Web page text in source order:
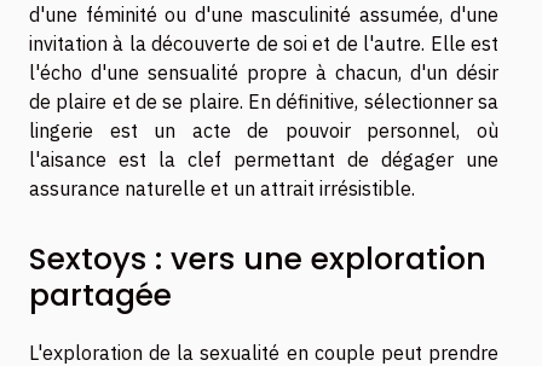
d'une féminité ou d'une masculinité assumée, d'une
invitation à la découverte de soi et de l'autre. Elle est
l'écho d'une sensualité propre à chacun, d'un désir
de plaire et de se plaire. En définitive, sélectionner sa
lingerie est un acte de pouvoir personnel, où
l'aisance est la clef permettant de dégager une
assurance naturelle et un attrait irrésistible.
Sextoys : vers une exploration
partagée
L'exploration de la sexualité en couple peut prendre